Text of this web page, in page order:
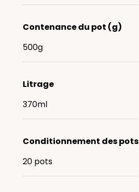
Contenance du pot (g)
500g
Litrage
370ml
Conditionnement des pots
20 pots